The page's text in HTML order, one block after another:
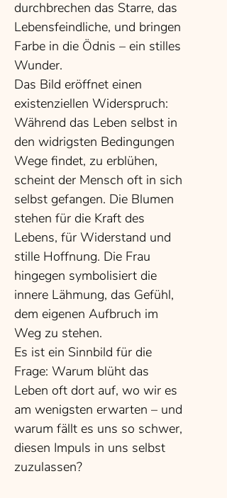
durchbrechen das Starre, das
Lebensfeindliche, und bringen
Farbe in die Ödnis – ein stilles
Wunder.
Das Bild eröffnet einen
existenziellen Widerspruch:
Während das Leben selbst in
den widrigsten Bedingungen
Wege findet, zu erblühen,
scheint der Mensch oft in sich
selbst gefangen. Die Blumen
stehen für die Kraft des
Lebens, für Widerstand und
stille Hoffnung. Die Frau
hingegen symbolisiert die
innere Lähmung, das Gefühl,
dem eigenen Aufbruch im
Weg zu stehen.
Es ist ein Sinnbild für die
Frage: Warum blüht das
Leben oft dort auf, wo wir es
am wenigsten erwarten – und
warum fällt es uns so schwer,
diesen Impuls in uns selbst
zuzulassen?